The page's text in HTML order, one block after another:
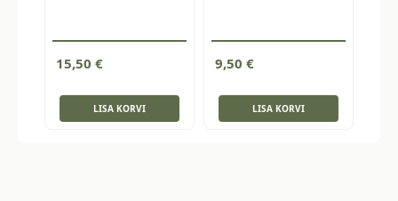
15,50 €
LISA KORVI
9,50 €
LISA KORVI